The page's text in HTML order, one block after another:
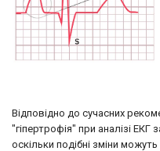
Відповідно до сучасних
"гіпертрофія" при аналізі
оскільки подібні зміни можуть